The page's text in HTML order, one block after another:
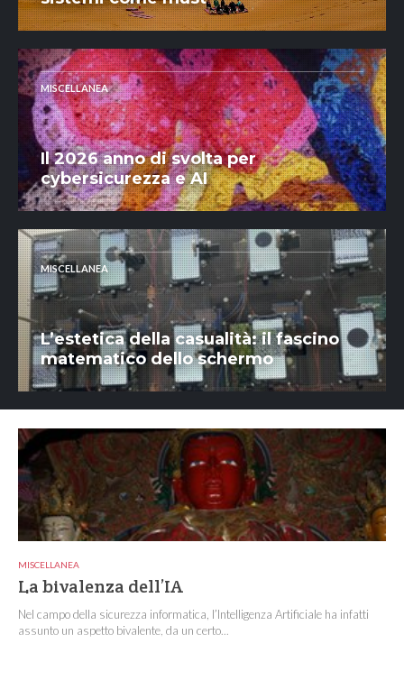
MISCELLANEA
Il 2026 anno di svolta per
cybersicurezza e AI
MISCELLANEA
L’estetica della casualità: il fascino
matematico dello schermo
MISCELLANEA
La bivalenza dell’IA
Nel campo della sicurezza informatica, l’Intelligenza Artificiale ha infatti
assunto un aspetto bivalente, da un certo...